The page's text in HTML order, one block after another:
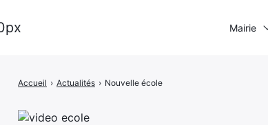
Accueil › Actualités › Nouvelle école
Mairie